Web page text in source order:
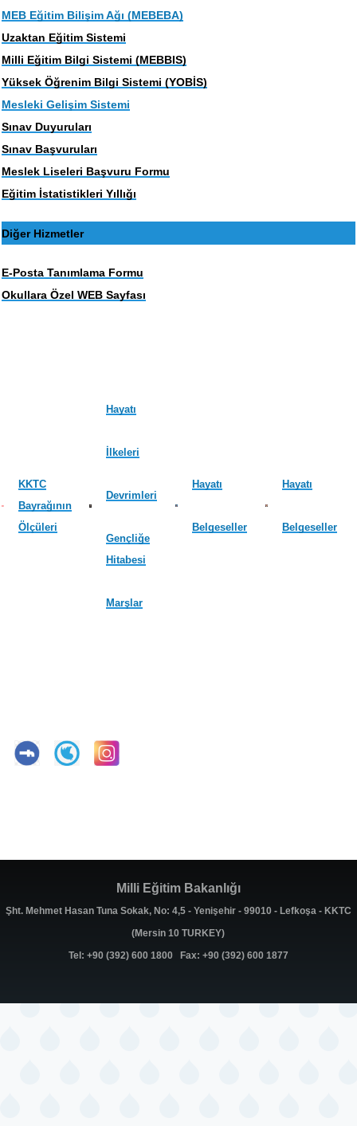
MEB Eğitim Bilişim Ağı (MEBEBA)
Uzaktan Eğitim Sistemi
Milli Eğitim Bilgi Sistemi (MEBBIS)
Yüksek Öğrenim Bilgi Sistemi (YOBİS)
Mesleki Gelişim Sistemi
Sınav Duyuruları
Sınav Başvuruları
Meslek Liseleri Başvuru Formu
Eğitim İstatistikleri Yıllığı
Diğer Hizmetler
E-Posta Tanımlama Formu
Okullara Özel WEB Sayfası
KKTC
Bayrağının
Ölçüleri
Hayatı
İlkeleri
Devrimleri
Gençliğe
Hitabesi
Marşlar
Hayatı
Belgeseller
Hayatı
Belgeseller
Milli Eğitim Bakanlığı
Şht. Mehmet Hasan Tuna Sokak, No: 4,5 - Yenişehir - 99010 - Lefkoşa - KKTC
(Mersin 10 TURKEY)
Tel: +90 (392) 600 1800 Fax: +90 (392) 600 1877